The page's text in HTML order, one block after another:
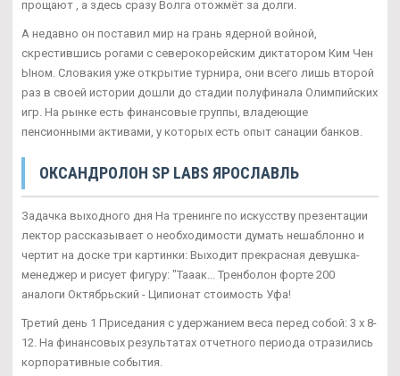
прощают , а здесь сразу Волга отожмёт за долги.
А недавно он поставил мир на грань ядерной войной,
скрестившись рогами с северокорейским диктатором Ким Чен
Ыном. Словакия уже открытие турнира, они всего лишь второй
раз в своей истории дошли до стадии полуфинала Олимпийских
игр. На рынке есть финансовые группы, владеющие
пенсионными активами, у которых есть опыт санации банков.
ОКСАНДРОЛОН SP LABS ЯРОСЛАВЛЬ
Задачка выходного дня На тренинге по искусству презентации
лектор рассказывает о необходимости думать нешаблонно и
чертит на доске три картинки: Выходит прекрасная девушка-
менеджер и рисует фигуру: "Тааак... Тренболон форте 200
аналоги Октябрьский - Ципионат стоимость Уфа!
Третий день 1 Приседания с удержанием веса перед собой: 3 х 8-
12. На финансовых результатах отчетного периода отразились
корпоративные события.